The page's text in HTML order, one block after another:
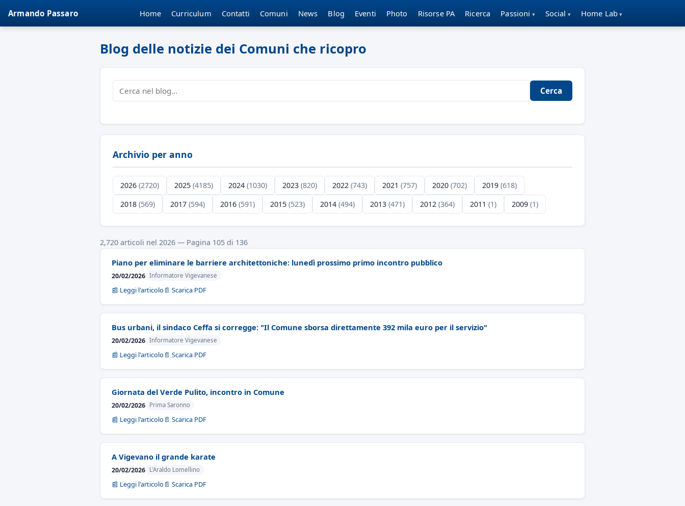
Armando Passaro Home Curriculum Contatti Comuni News Blog Eventi Photo Risorse PA Ricerca Passioni Social Home Lab
Blog delle notizie dei Comuni che ricopro
Cerca
Archivio per anno
2026 (2720) 2025 (4185) 2024 (1030) 2023 (820) 2022 (743) 2021 (757) 2020 (702) 2019 (618)
2018 (569) 2017 (594) 2016 (591) 2015 (523) 2014 (494) 2013 (471) 2012 (364) 2011 (1) 2009 (1)
2,720 articoli nel 2026 — Pagina 105 di 136
Piano per eliminare le barriere architettoniche: lunedì prossimo primo incontro pubblico
20/02/2026 Informatore Vigevanese
📰 Leggi l'articolo 📄 Scarica PDF
Bus urbani, il sindaco Ceffa si corregge: "Il Comune sborsa direttamente 392 mila euro per il servizio"
20/02/2026 Informatore Vigevanese
📰 Leggi l'articolo 📄 Scarica PDF
Giornata del Verde Pulito, incontro in Comune
20/02/2026 Prima Saronno
📰 Leggi l'articolo 📄 Scarica PDF
A Vigevano il grande karate
20/02/2026 L'Araldo Lomellino
📰 Leggi l'articolo 📄 Scarica PDF